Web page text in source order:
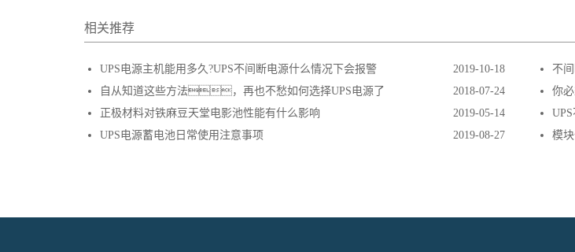
相关推荐
UPS电源主机能用多久?UPS不间断电源什么情况下会报警
2019-10-18
自从知道这些方法，再也不愁如何选择UPS电源了
2018-07-24
正极材料对铁麻豆天堂电影池性能有什么影响
2019-05-14
UPS电源蓄电池日常使用注意事项
2019-08-27
不
你
模